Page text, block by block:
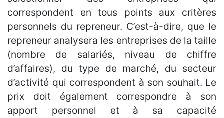
correspondent en tous points aux critères
personnels du repreneur. C’est-à-dire, que le
repreneur analysera les entreprises de la taille
(nombre de salariés, niveau de chiffre
d’affaires), du type de marché, du secteur
d’activité qui correspondent à son souhait. Le
prix doit également correspondre à son
apport personnel et à sa capacité